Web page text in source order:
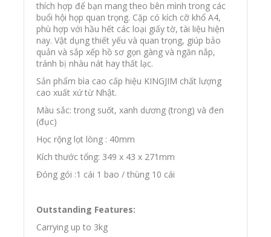
thích hợp để bạn mang theo bên mình trong các
buổi hội họp quan trọng. Cặp có kích cỡ khổ A4,
phù hợp với hầu hết các loại giấy tờ, tài liệu hiện
nay. Vật dụng thiết yếu và quan trọng, giúp bảo
quản và sắp xếp hồ sơ gọn gàng và ngăn nắp,
tránh bị nhàu nát hay thất lạc.
Sản phẩm bìa cao cấp hiệu KINGJIM chất lượng
cao xuất xứ từ Nhật.
Màu sắc: trong suốt, xanh dương (trong) và đen
(đục)
Học rộng lọt lòng : 40mm
Kích thước tổng: 349 x 43 x 271 mm
Đóng gói :1 cái 1 bao / thùng 10 cái
Outstanding Features:
Carrying up to 3kg